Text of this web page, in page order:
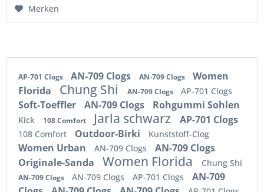
Merken
AP-701 Clogs AN-709 Clogs AN-709 Clogs
Women
Florida
Chung Shi AN-709 Clogs AP-701 Clogs
Soft-Toeffler AN-709 Clogs Rohgummi Sohlen
Kick 108 Comfort Jarla schwarz AP-701 Clogs
108 Comfort Outdoor-Birki Kunststoff-Clog
Women Urban AN-709 Clogs
AN-709 Clogs
Originale-Sanda
Women Florida Chung Shi
AN-709 Clogs AN-709 Clogs AP-701 Clogs
AN-709